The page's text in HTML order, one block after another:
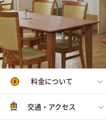
料金について
交通・アクセス